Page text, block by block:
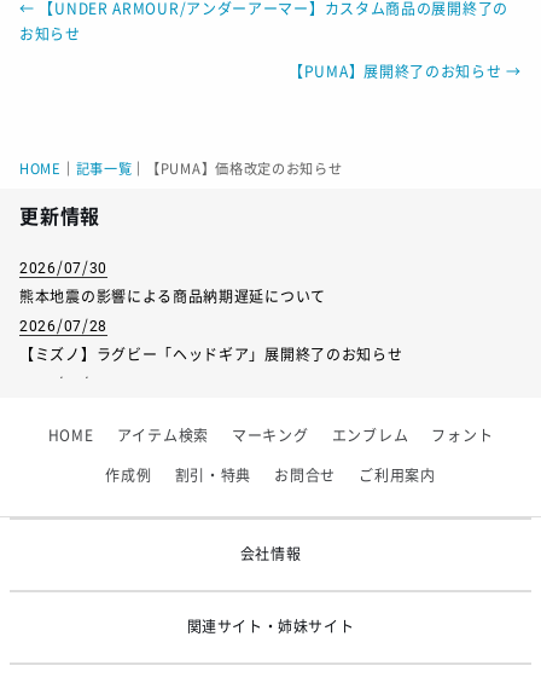
← 【UNDER ARMOUR/アンダーアーマー】カスタム商品の展開終了の
お知らせ
【PUMA】展開終了のお知らせ→
HOME 記事一覧 【PUMA】価格改定のお知らせ
更新情報
2026/07/30
熊本地震の影響による商品納期遅延について
2026/07/28
【ミズノ】ラグビー「ヘッドギア」展開終了のお知らせ
2026/06/09
【アシックス】一部商品「生地の在庫限り」廃盤のお知らせ
HOME アイテム検索 マーキング エンブレム フォント
作成例 割引・特典 お問合せ ご利用案内
会社情報
関連サイト・姉妹サイト